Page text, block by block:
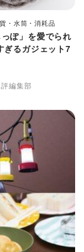
・水筒・消耗品
ぽ」を愛でられ
ぎるガジェット7
編集部